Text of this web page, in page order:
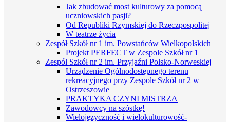
Jak zbudować most kulturowy za pomocą
uczniowskich pasji?
Od Republiki Rzymskiej do Rzeczpospolitej
W teatrze życia
Zespół Szkół nr 1 im. Powstańców Wielkopolskich
Projekt PERFECT w Zespole Szkół nr 1
Zespół Szkół nr 2 im. Przyjaźni Polsko-Norweskiej
Urządzenie Ogólnodostępnego terenu
rekreacyjnego przy Zespole Szkół nr 2 w
Ostrzeszowie
PRAKTYKA CZYNI MISTRZA
Zawodowcy na szóstkę!
Wielojęzyczność i wielokulturowość-